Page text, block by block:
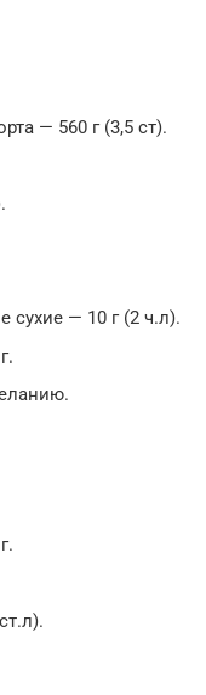
— 560 г (3,5 ст).
— 10 г (2 ч.л).